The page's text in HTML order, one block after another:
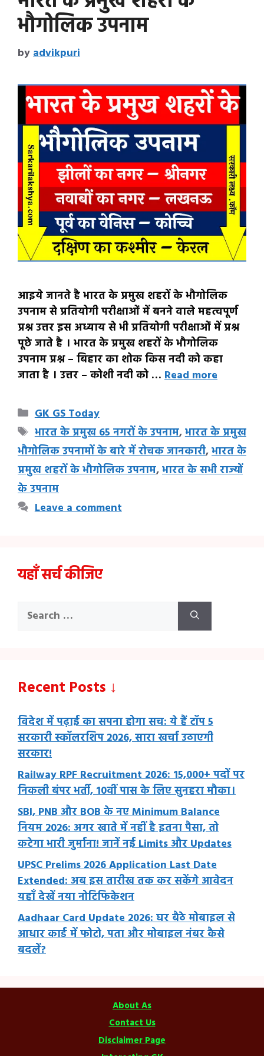
भौगोलिक उपनाम
byadvikpuri
आइये जानते है भारत के प्रमुख शहरों के भौगोलिक
उपनाम से प्रतियोगी परीक्षाओं में बनने वाले महत्वपूर्ण
प्रश्न उत्तर इस अध्याय से भी प्रतियोगी परीक्षाओं में प्रश्न
पूछे जाते है । भारत के प्रमुख शहरों के भौगोलिक
उपनाम प्रश्न – बिहार का शोक किस नदी को कहा
जाता है । उत्तर – कोशी नदी को … Read more
Categories
GK GS Today
Tags
भारत के प्रमुख 65 नगरों के उपनाम,भारत के प्रमुख
भौगोलिक उपनामों के बारे में रोचक जानकारी,भारत के
प्रमुख शहरों के भौगोलिक उपनाम,भारत के सभी राज्यों
के उपनाम
Leave a comment
यहाँ सर्च कीजिए
Search
Recent Posts ↓
विदेश में पढ़ाई का सपना होगा सच: ये हैं टॉप 5
सरकारी स्कॉलरशिप 2026, सारा खर्चा उठाएगी
सरकार!
Railway RPF Recruitment 2026: 15,000+ पदों पर
निकली बंपर भर्ती, 10वीं पास के लिए सुनहरा मौका।
SBI, PNB और BOB के नए Minimum Balance
नियम 2026: अगर खाते में नहीं है इतना पैसा, तो
कटेगा भारी जुर्माना! जानें नई Limits और Updates
UPSC Prelims 2026 Application Last Date
Extended: अब इस तारीख तक कर सकेंगे आवेदन
यहाँ देखें नया नोटिफिकेशन
Aadhaar Card Update 2026: घर बैठे मोबाइल से
आधार कार्ड में फोटो, पता और मोबाइल नंबर कैसे
बदलें?
About As
Contact Us
Disclaimer Page